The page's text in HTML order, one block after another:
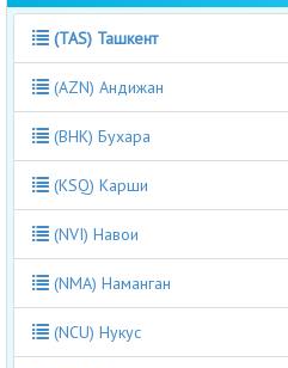
(TAS) Ташкент
(AZN) Андижан
(BHK) Бухара
(KSQ) Карши
(NVI) Навои
(NMA) Наманган
(NCU) Нукус